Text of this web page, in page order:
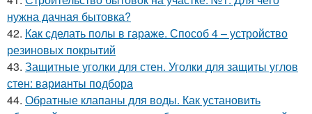
нужна дачная бытовка?
42. Как сделать полы в гараже. Способ 4 – устройство
резиновых покрытий
43. Защитные уголки для стен. Уголки для защиты углов
стен: варианты подбора
44. Обратные клапаны для воды. Как установить